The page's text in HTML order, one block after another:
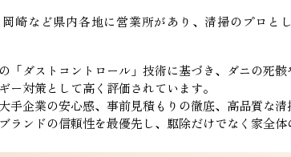
崎など県内各地に営業所があり、清掃のプロと
「ダストコントロール」技術に基づき、ダニの死
ー対策として高く評価されています。
大手企業の安心感、事前見積もりの徹底、高品質な清
ブランドの信頼性を最優先し、駆除だけでなく家全